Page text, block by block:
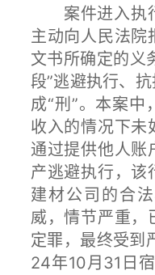
案件进入执行
主动向人民法院
文书所确定的义
段”逃避执行、
成“刑”。本案中
收入的情况下未
通过提供他人账
产逃避执行，该
建材公司的合
威，情节严重，
定罪，最终受到
24年10月31日